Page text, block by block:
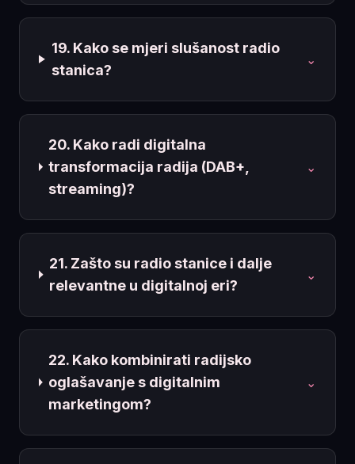
19. Kako se mjeri slušanost radio
stanica?
⌄
20. Kako radi digitalna
transformacija radija (DAB+,
streaming)?
⌄
21. Zašto su radio stanice i dalje
relevantne u digitalnoj eri?
⌄
22. Kako kombinirati radijsko
oglašavanje s digitalnim
marketingom?
⌄